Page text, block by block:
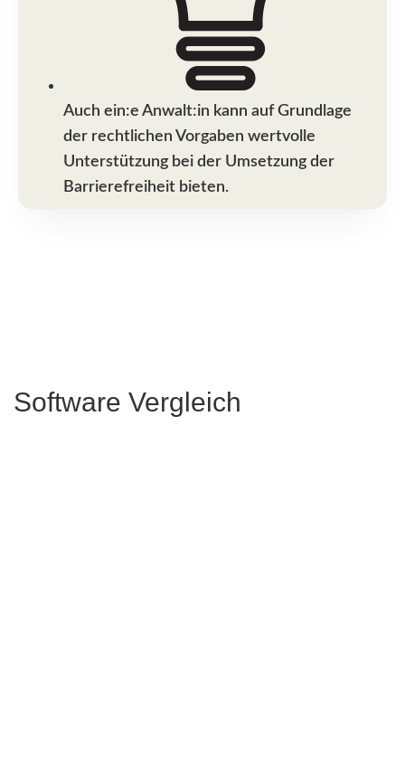
Auch ein:e Anwalt:in kann auf Grundlage
der rechtlichen Vorgaben wertvolle
Unterstützung bei der Umsetzung der
Barrierefreiheit bieten.
Software Vergleich